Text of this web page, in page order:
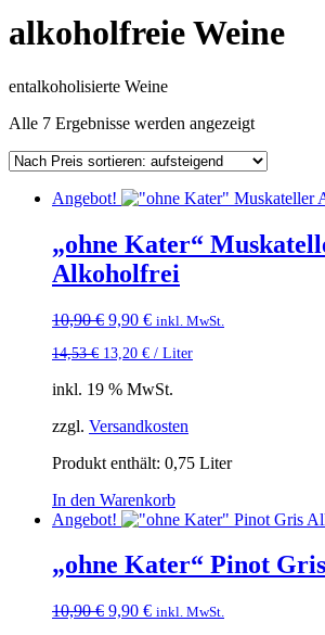
alkoholfreie Weine
entalkoholisierte Weine
Alle 7 Ergebnisse werden angezeigtNach
sortiert:
Angebot!
„ohne Kater“
Alkoholfrei
10,90€ Ursprünglicher
war:
9,90 €Aktueller
ist:
inkl. MwSt.
14,53€ 13,20 € / Liter
inkl. 19 % MwSt.
zzgl. Versandkosten
Produkt enthält: 0,75 Liter
In den Warenkorb
Angebot!
„ohne Kater“ Pinot
10,90€ Ursprünglicher
9,90 €Aktueller
inkl. MwSt.